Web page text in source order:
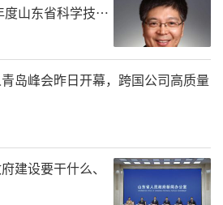
，山东“海洋强省”体系系
体系宏大、逻辑严密，通
部署”“向新向智点海成
增效”“智造升级新质兴
世界”“生态保护绿色发
合作”七大板块，完整呈
山东省科学技术
岛峰会昨日开幕，跨国公司高质量
建设要干什么、